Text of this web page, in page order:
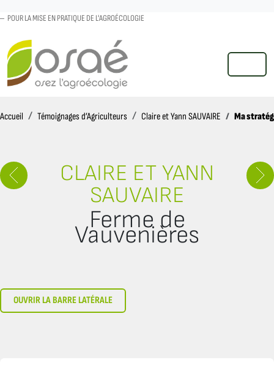
POUR LA MISE EN PRATIQUE DE L'AGROÉCOLOGIE
MENU
Accueil AccueilTémoignages d’Agriculteurs Claire et Yann SAUVAIRE Ma
CLAIRE ET YANN
SAUVAIRE
Ferme de
Vauvenières
OUVRIR LA BARRE LATÉRALE